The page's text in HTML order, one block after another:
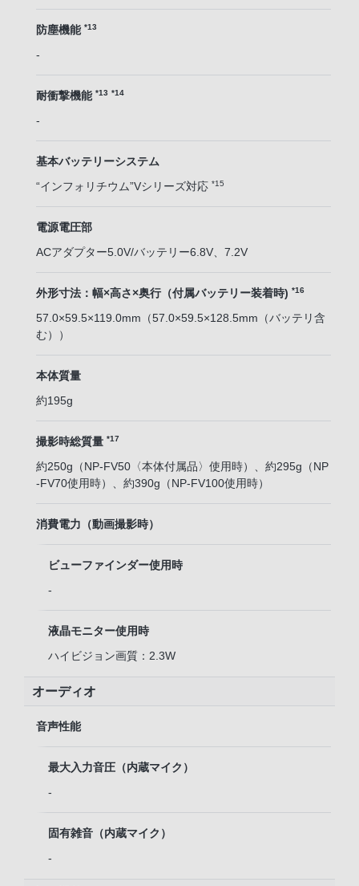
防塵機能 *13
-
耐衝撃機能 *13 *14
-
基本バッテリーシステム
“インフォリチウム”Vシリーズ対応 *15
電源電圧部
ACアダプター5.0V/バッテリー6.8V、7.2V
外形寸法：幅×高さ×奥行（付属バッテリー装着時) *16
57.0×59.5×119.0mm（57.0×59.5×128.5mm（バッテリ含
む））
本体質量
約195g
撮影時総質量 *17
約250g（NP-FV50〈本体付属品〉使用時）、約295g（NP
-FV70使用時）、約390g（NP-FV100使用時）
消費電力（動画撮影時）
ビューファインダー使用時
-
液晶モニター使用時
ハイビジョン画質：2.3W
オーディオ
音声性能
最大入力音圧（内蔵マイク）
-
固有雑音（内蔵マイク）
-